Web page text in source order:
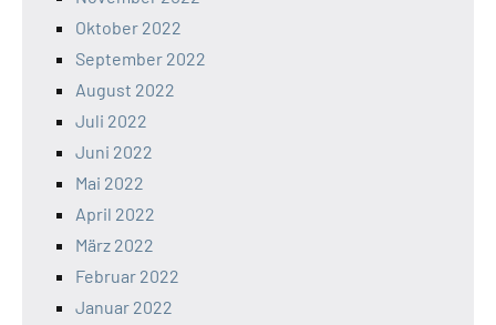
Oktober 2022
September 2022
August 2022
Juli 2022
Juni 2022
Mai 2022
April 2022
März 2022
Februar 2022
Januar 2022